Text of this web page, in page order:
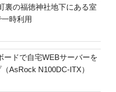
裏の福徳神社地下にある室
時利用
ードで自宅WEBサーバーを
AsRock N100DC-ITX）